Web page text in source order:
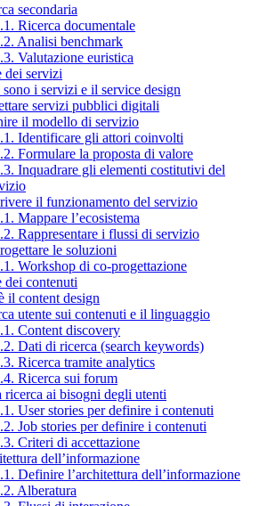
secondaria
Ricerca documentale
Analisi benchmark
Valutazione euristica
dei servizi
sono i servizi e il service design
servizi pubblici digitali
il modello di servizio
Identificare gli attori coinvolti
Formulare la proposta di valore
Inquadrare gli elementi costitutivi del
il funzionamento del servizio
Mappare l’ecosistema
Rappresentare i flussi di servizio
le soluzioni
Workshop di co-progettazione
dei contenuti
il content design
utente sui contenuti e il linguaggio
Content discovery
Dati di ricerca (search keywords)
Ricerca tramite analytics
Ricerca sui forum
ricerca ai bisogni degli utenti
User stories per definire i contenuti
Job stories per definire i contenuti
Criteri di accettazione
dell’informazione
Definire l’architettura dell’informazione
Alberatura